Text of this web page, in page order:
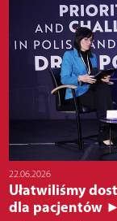
22.06.2026
Ułatwiliśmy
dla pacjentów ►